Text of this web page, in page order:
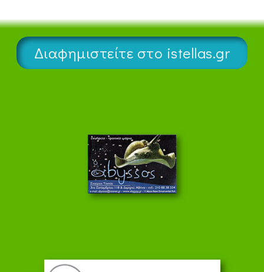
Διαφημιστείτε στο istellas.gr